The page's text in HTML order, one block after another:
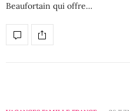
Beaufortain qui offre…